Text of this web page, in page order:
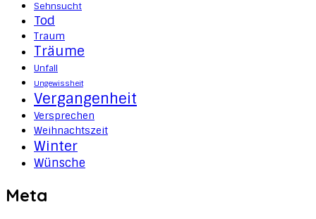
Sehnsucht
Tod
Traum
Träume
Unfall
Ungewissheit
Vergangenheit
Versprechen
Weihnachtszeit
Winter
Wünsche
Meta